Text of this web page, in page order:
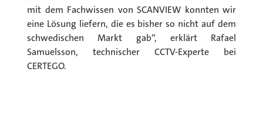
mit dem Fachwissen von SCANVIEW konnten wir
eine Lösung liefern, die es bisher so nicht auf dem
schwedischen Markt gab“, erklärt Rafael
Samuelsson, technischer CCTV-Experte bei
CERTEGO.